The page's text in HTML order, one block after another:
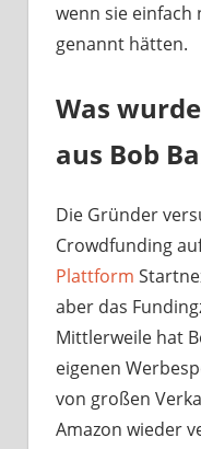
wenn sie
genannt hätten.
Was
aus Bob
Die Gründer
Crowdfunding
Plattform
aber das
Mittlerweile hat
eigenen
von großen
Amazon wieder